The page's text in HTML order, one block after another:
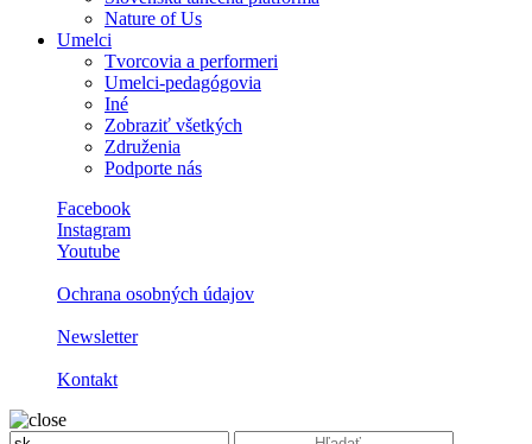
Nature of Us
Umelci
Tvorcovia a performeri
Umelci-pedagógovia
Iné
Zobraziť všetkých
Združenia
Podporte nás
Facebook
Instagram
Youtube
Ochrana osobných údajov
Newsletter
Kontakt